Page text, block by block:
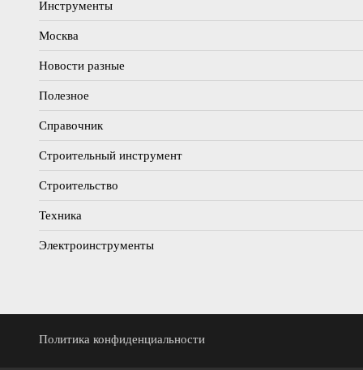
Инструменты
Москва
Новости разные
Полезное
Справочник
Строительный инструмент
Строительство
Техника
Электроинструменты
Политика конфиденциальности